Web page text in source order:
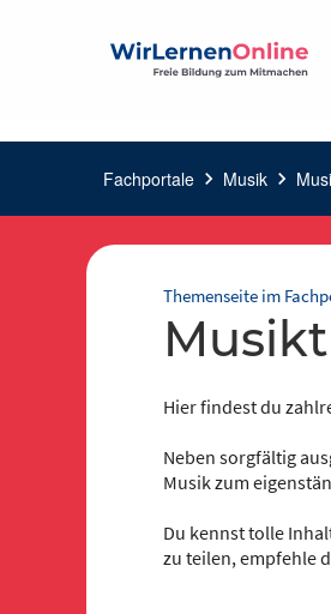
Fachportale chevron_right Musik chevron_right
Themenseite im
Hier findest du
Neben sorgfältig
Musik zum
Du kennst tolle
zu teilen, empfehle